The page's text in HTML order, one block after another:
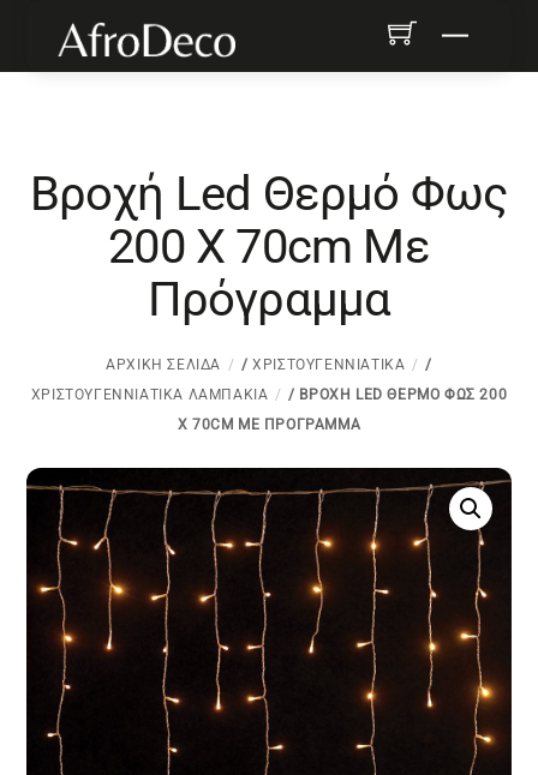
content
Menu
Βροχή Led Θερμό Φως
200 X 70cm Με
Πρόγραμμα
ΑΡΧΙΚΉ ΣΕΛΊΔΑ /ΧΡΙΣΤΟΥΓΕΝΝΙΆΤΙΚΑ
/
ΧΡΙΣΤΟΥΓΕΝΝΙΆΤΙΚΑ ΛΑΜΠΆΚΙΑ
/ ΒΡΟΧΉ LED ΘΕΡΜΌ ΦΩΣ 200
X 70CM ΜΕ ΠΡΌΓΡΑΜΜΑ